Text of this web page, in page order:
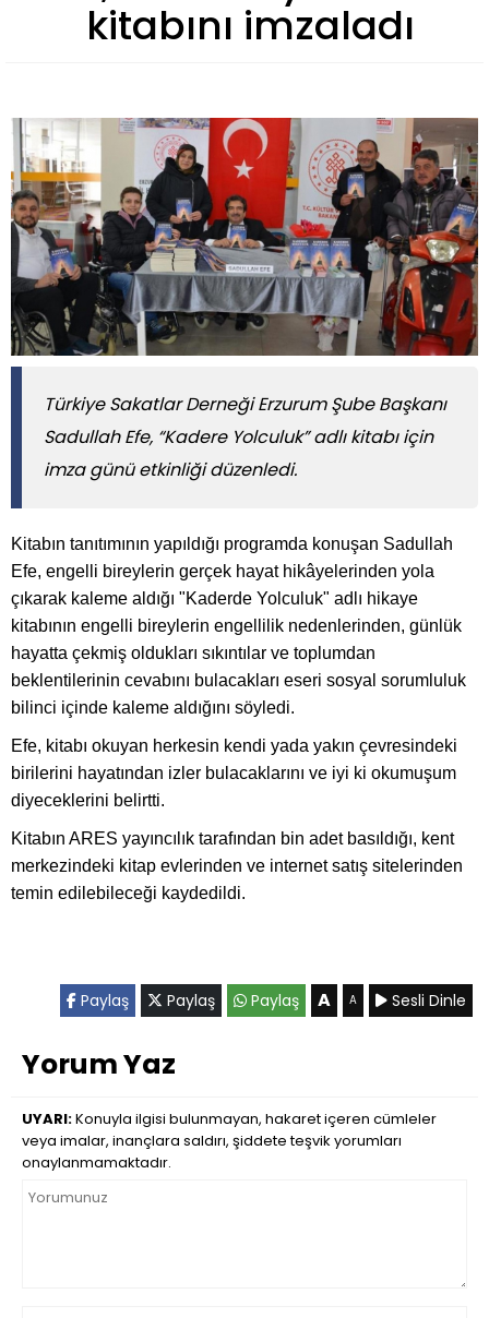
kitabını imzaladı
Türkiye Sakatlar Derneği Erzurum Şube Başkanı
Sadullah Efe, “Kadere Yolculuk” adlı kitabı için
imza günü etkinliği düzenledi.
Kitabın tanıtımının yapıldığı programda konuşan Sadullah
Efe, engelli bireylerin gerçek hayat hikâyelerinden yola
çıkarak kaleme aldığı "Kaderde Yolculuk" adlı hikaye
kitabının engelli bireylerin engellilik nedenlerinden, günlük
hayatta çekmiş oldukları sıkıntılar ve toplumdan
beklentilerinin cevabını bulacakları eseri sosyal sorumluluk
bilinci içinde kaleme aldığını söyledi.
Efe, kitabı okuyan herkesin kendi yada yakın çevresindeki
birilerini hayatından izler bulacaklarını ve iyi ki okumuşum
diyeceklerini belirtti.
Kitabın ARES yayıncılık tarafından bin adet basıldığı, kent
merkezindeki kitap evlerinden ve internet satış sitelerinden
temin edilebileceği kaydedildi.
Paylaş Paylaş Paylaş A A Sesli Dinle
Yorum Yaz
UYARI:Konuyla ilgisi bulunmayan, hakaret içeren cümleler
veya imalar, inançlara saldırı, şiddete teşvik yorumları
onaylanmamaktadır.